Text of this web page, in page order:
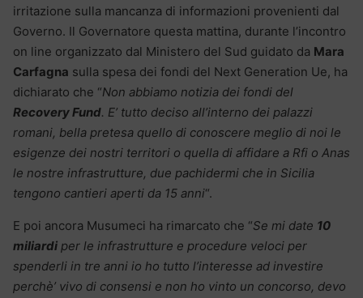
irritazione sulla mancanza di informazioni provenienti dal
Governo. Il Governatore questa mattina, durante l’incontro
on line organizzato dal Ministero del Sud guidato da Mara
Carfagna sulla spesa dei fondi del Next Generation Ue, ha
dichiarato che “Non abbiamo notizia dei fondi del
Recovery Fund. E’ tutto deciso all’interno dei palazzi
romani, bella pretesa quello di conoscere meglio di noi le
esigenze dei nostri territori o quella di affidare a Rfi o Anas
le nostre infrastrutture, due pachidermi che in Sicilia
tengono cantieri aperti da 15 anni“.
E poi ancora Musumeci ha rimarcato che “Se mi date 10
miliardi per le infrastrutture e procedure veloci per
spenderli in tre anni io ho tutto l’interesse ad investire
perchè’ vivo di consensi e non ho vinto un concorso, devo